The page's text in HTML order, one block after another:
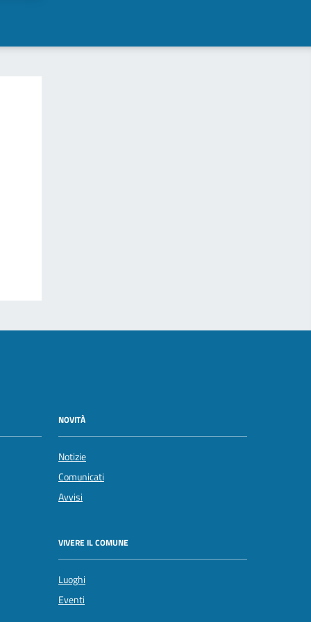
NOVITÀ
Notizie
Comunicati
Avvisi
VIVERE IL COMUNE
Luoghi
Eventi